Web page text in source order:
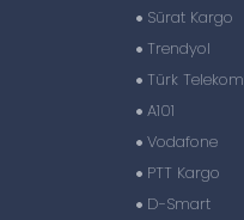
Sürat Kargo
Trendyol
Türk Telekom
A101
Vodafone
PTT Kargo
D-Smart